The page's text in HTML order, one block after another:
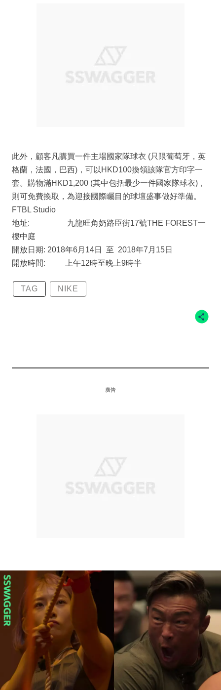
此外，顧客凡購買一件主場國家隊球衣 (只限葡萄牙，英
格蘭，法國，巴西)，可以HKD100換領該隊官方印字一
套。購物滿HKD1,200 (其中包括最少一件國家隊球衣)，
則可免費換取，為迎接國際矚目的球壇盛事做好準備。
FTBL Studio
地址: 九龍旺角奶路臣街17號THE FOREST一
樓中庭
開放日期: 2018年6月14日 至 2018年7月15日
開放時間: 上午12時至晚上9時半
TAG NIKE
廣告